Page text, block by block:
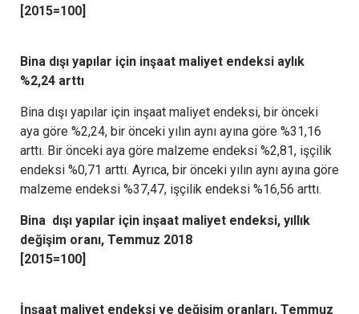
[2015=100]
Bina dışı yapılar için inşaat maliyet endeksi aylık
%2,24 arttı
Bina dışı yapılar için inşaat maliyet endeksi, bir önceki
aya göre %2,24, bir önceki yılın aynı ayına göre %31,16
arttı. Bir önceki aya göre malzeme endeksi %2,81, işçilik
endeksi %0,71 arttı. Ayrıca, bir önceki yılın aynı ayına göre
malzeme endeksi %37,47, işçilik endeksi %16,56 arttı.
Bina dışı yapılar için inşaat maliyet endeksi, yıllık
değişim oranı, Temmuz 2018
[2015=100]
İnşaat maliyet endeksi ve değişim oranları, Temmuz